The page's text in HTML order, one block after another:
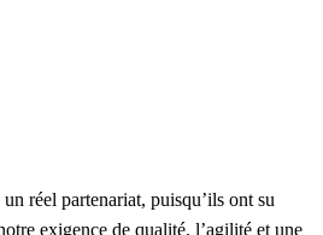
réel partenariat, puisqu’ils ont su
exigence de qualité, l’agilité et une